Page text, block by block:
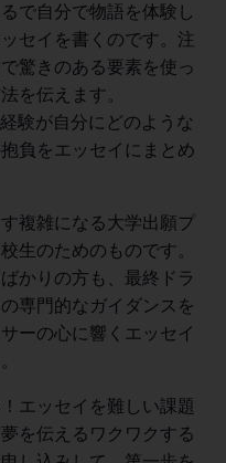
で自分で物語を体験し
セイを書くのです。注
驚きのある要素を使っ
を伝えます。
験が自分にどのような
負をエッセイにまとめ
複雑になる大学出願プ
生のためのものです。
かりの方も、最終ドラ
専門的なガイダンスを
ーの心に響くエッセイ
エッセイを難しい課題
を伝えるワクワクする